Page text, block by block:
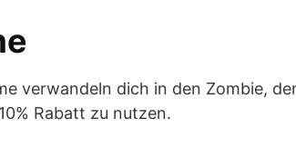
verwandeln dich in den Zombie,
Rabatt zu nutzen.